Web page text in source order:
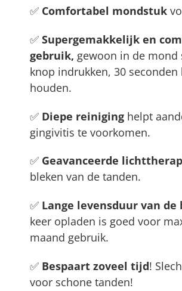
✅ Comfortabel mondstuk
✅ Supergemakkelijk en
gebruik, gewoon in de mond
knop indrukken, 30
houden.
✅ Diepe reiniging helpt
gingivitis te voorkomen.
✅ Geavanceerde
bleken van de tanden.
✅ Lange levensduur van
keer opladen is goed voor
maand gebruik.
✅ Bespaart zoveel tijd!
voor schone tanden!